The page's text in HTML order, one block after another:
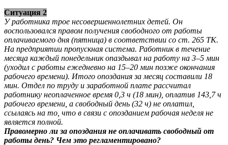
Ситуация 2
У работника трое несовершеннолетних детей. Он
воспользовался правом получения свободного от работы
оплачиваемого дня (пятница) в соответствии со ст. 265 ТК.
На предприятии пропускная система. Работник в течение
месяца каждый понедельник опаздывал на работу на 3–5 мин
(уходил с работы ежедневно на 15–20 мин позже окончания
рабочего времени). Итого опоздания за месяц составили 18
мин. Отдел по труду и заработной плате рассчитал
работнику неоплаченное время 0,3 ч (18 мин), оплатив 143,7 ч
рабочего времени, а свободный день (32 ч) не оплатил,
ссылаясь на то, что в связи с опозданием рабочая неделя не
является полной.
Правомерно ли за опоздания не оплачивать свободный от
работы день? Чем это регламентировано?